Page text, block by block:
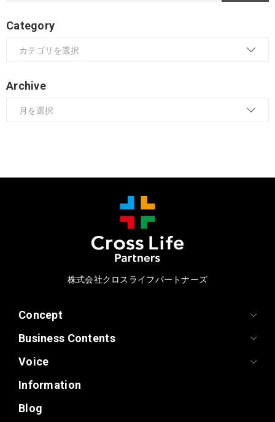
Category
Archive
株式会社クロスライフパートナーズ
Concept
Business Contents
Voice
Information
Blog